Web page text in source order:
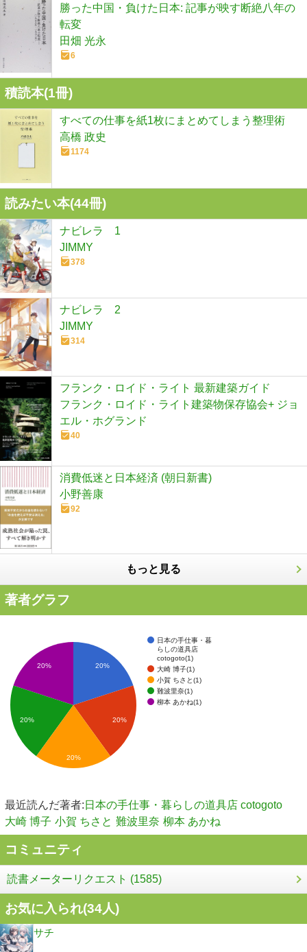
勝った中国・負けた日本: 記事が映す断絶八年の
転変
田畑 光永
6
積読本(1冊)
すべての仕事を紙1枚にまとめてしまう整理術
高橋 政史
1174
読みたい本(44冊)
ナビレラ 1
JIMMY
378
ナビレラ 2
JIMMY
314
フランク・ロイド・ライト 最新建築ガイド
フランク・ロイド・ライト建築物保存協会+ ジョ
エル・ホグランド
40
消費低迷と日本経済 (朝日新書)
小野善康
92
もっと見る
著者グラフ
日本の手仕事・暮
らしの道具店
cotogoto(1)
大崎 博子(1)
小賀 ちさと(1)
難波里奈(1)
柳本 あかね(1)
20%
20%
20%
20%
20%
最近読んだ著者: 日本の手仕事・暮らしの道具店 cotogoto
大崎 博子 小賀 ちさと 難波里奈 柳本 あかね
コミュニティ
読書メーターリクエスト (1585)
お気に入られ(34人)
サチ